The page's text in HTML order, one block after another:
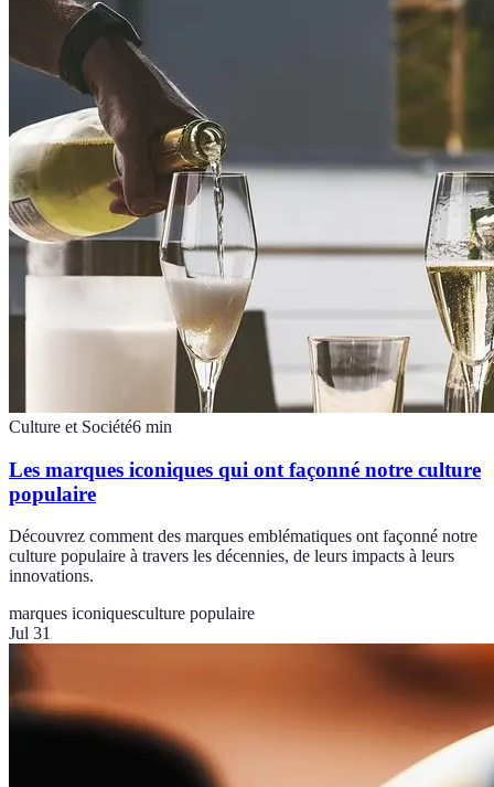
Culture et Société6 min
Les marques iconiques qui ont façonné notre culture
populaire
Découvrez comment des marques emblématiques ont façonné notre
culture populaire à travers les décennies, de leurs impacts à leurs
innovations.
marques iconiquesculture populaire
Jul 31